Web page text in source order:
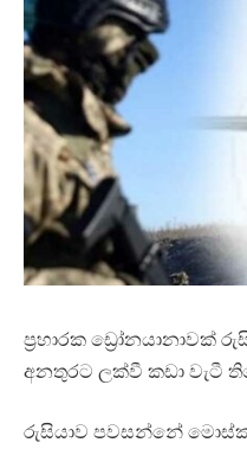
ප්‍රහාරක ඩ්‍රෝනයානාවක්
අනතුරට ලක්වී කඩා වැටී
රුසියාව පවසන්නේ